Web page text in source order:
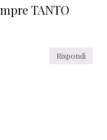
TANTO
Rispondi